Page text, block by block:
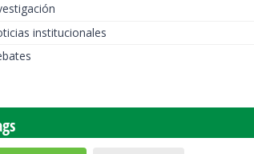
institucionales